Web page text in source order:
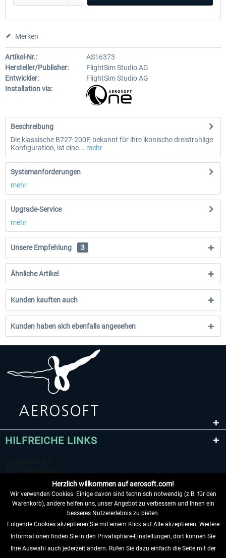
Merken
Artikel-Nr.:
AS16373
Hersteller/Publisher:
FlightSim Studio AG
Entwickler:
FlightSim Studio AG
Installation via:
Beschreibung
Die klassische B727-200F, bekannt für ihre ikonische dreistrahlige
Konfiguration, ist eine... mehr
Systemanforderungen
mehr
Upgrade-Service
mehr
Unsere Empfehlung 3
Ähnliche Artikel
Kunden kauften auch
Kunden haben sich ebenfalls angesehen
HILFREICHE LINKS
VERTRAG WIDERRUFEN
INFORMATIONEN
Herzlich willkommen auf aerosoft.com!
Wir verwenden Cookies. Einige davon sind technisch notwendig (z.B. für den
Warenkorb), andere helfen uns, unser Angebot zu verbessern und Ihnen ein
besseres Nutzererlebnis zu bieten.
Folgende Cookies akzeptieren Sie mit einem Klick auf Alle akzeptieren. Weitere
Informationen finden Sie in den Privatsphäre-Einstellungen, dort können Sie
Ihre Auswahl auch jederzeit ändern. Rufen Sie dazu einfach die Seite mit der